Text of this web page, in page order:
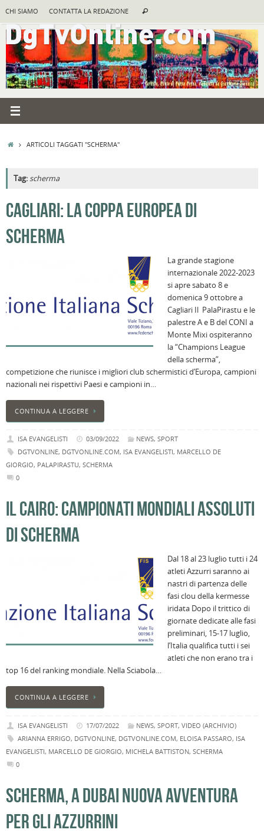
contenuto
CHI SIAMO CONTATTA LA REDAZIONE Cerca
HOMEARTICOLI TAGGATI "SCHERMA"
Tag:scherma
CAGLIARI: LA COPPA EUROPEA DI
SCHERMA
La grande stagione
internazionale 2022-2023
si apre sabato 8 e
domenica 9 ottobre a
Cagliari Il PalaPirastu e le
palestre A e B del CONI a
Monte Mixi ospiteranno
la “Champions League
della scherma”,
competizione che riunisce i migliori club schermistici d’Europa, campioni
nazionali nei rispettivi Paesi e campioni in…
CONTINUA A LEGGERE
ISA EVANGELISTI 03/09/2022 NEWS, SPORT
DGTVONLINE, DGTVONLINE.COM, ISA EVANGELISTI, MARCELLO DE
GIORGIO, PALAPIRASTU, SCHERMA
0
IL CAIRO: CAMPIONATI MONDIALI ASSOLUTI
DI SCHERMA
Dal 18 al 23 luglio tutti i 24
atleti Azzurri saranno ai
nastri di partenza delle
fasi clou della kermesse
iridata Dopo il trittico di
giornate dedicate alle fasi
preliminari, 15-17 luglio,
l’Italia qualifica tutti i sei
atleti che non erano tra i
top 16 del ranking mondiale. Nella Sciabola…
CONTINUA A LEGGERE
ISA EVANGELISTI 17/07/2022 NEWS, SPORT, VIDEO (ARCHIVIO)
ARIANNA ERRIGO, DGTVONLINE, DGTVONLINE.COM, ELOISA PASSARO, ISA
EVANGELISTI, MARCELLO DE GIORGIO, MICHELA BATTISTON, SCHERMA
0
SCHERMA, A DUBAI NUOVA AVVENTURA
PER GLI AZZURRINI